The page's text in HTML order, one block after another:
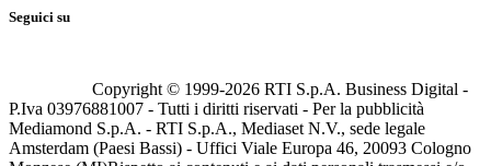
Seguici su
Copyright © 1999-2026 RTI S.p.A. Business Digital -
P.Iva 03976881007 - Tutti i diritti riservati - Per la pubblicità
Mediamond S.p.A. - RTI S.p.A., Mediaset N.V., sede legale
Amsterdam (Paesi Bassi) - Uffici Viale Europa 46, 20093 Cologno